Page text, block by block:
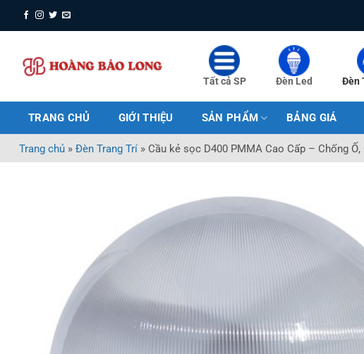
dung
Tất cả SP Đèn Led Đèn
TRANG CHỦ GIỚI THIỆU SẢN PHẨM BẢNG GIÁ
Trang chủ » Đèn Trang Trí » Cầu kẻ sọc D400 PMMA Cao Cấp – Chống